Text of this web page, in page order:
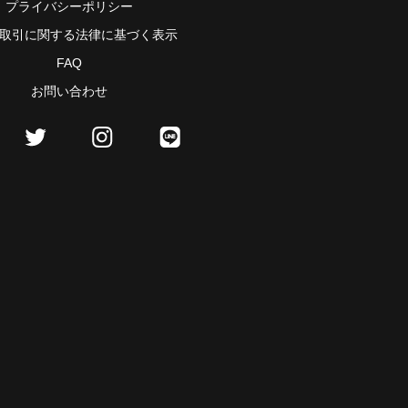
プライバシーポリシー
引に関する法律に基づく表示
FAQ
お問い合わせ